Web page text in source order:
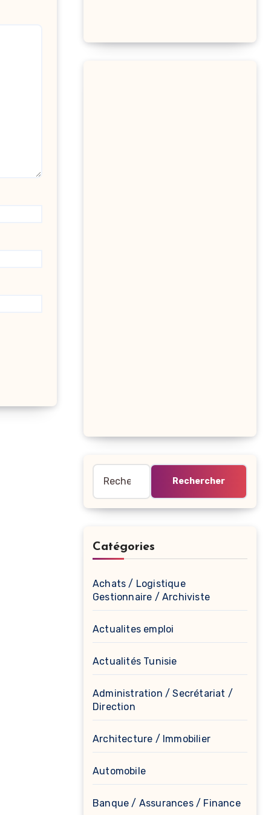
Catégories
Achats / Logistique
Gestionnaire / Archiviste
Actualites emploi
Actualités Tunisie
Administration / Secrétariat /
Direction
Architecture / Immobilier
Automobile
Banque / Assurances / Finance